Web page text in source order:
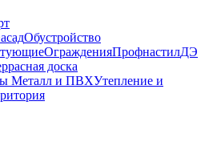
Обустройство
ОгражденияПрофнастилДЭ
доска
Металл и ПВХУтепление и